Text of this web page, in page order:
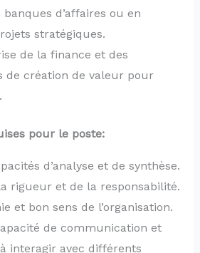
d’affaires ou en
stratégiques.
de la finance et des
de création de valeur pour
pour le poste:
d’analyse et de synthèse.
rigueur et de la responsabilité.
et bon sens de l’organisation.
de communication et
interagir avec différents